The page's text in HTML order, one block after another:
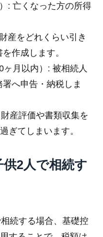
: 亡くなった方の所得
産をどれくらい引き
作成します。
月以内）: 被相続人
へ申告・納税しま
産評価や書類収集を
ぎてしまいます。
2人で相続す
続する場合、基礎控